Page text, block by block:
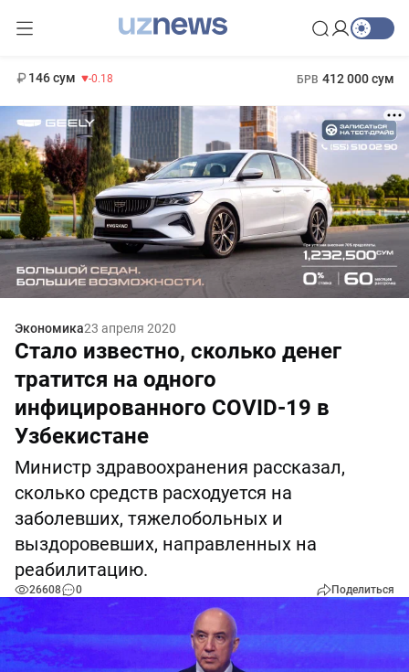
146 сум -0.18 БРВ 412 000 сум
Экономика23 апреля 2020
Стало известно, сколько денег
тратится на одного
инфицированного COVID-19 в
Узбекистане
Министр здравоохранения рассказал,
сколько средств расходуется на
заболевших, тяжелобольных и
выздоровевших, направленных на
реабилитацию.
26608 0 Поделиться